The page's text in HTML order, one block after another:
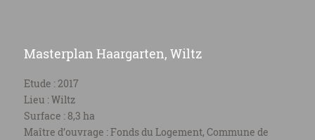
Masterplan Haargarten, Wiltz
Etude : 2017
Lieu : Wiltz
Surface : 8,3 ha
Maître d’ouvrage : Fonds du Logement, Commune de